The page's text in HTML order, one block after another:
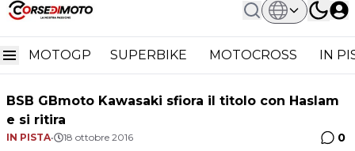
MOTOGP SUPERBIKE MOTOCROSS IN
Home British Superbike 2016
British Superbike 2016
BSB GBmoto Kawasaki sfiora il titolo con Haslam
e si ritira
IN PISTA• 18 ottobre 2016 0